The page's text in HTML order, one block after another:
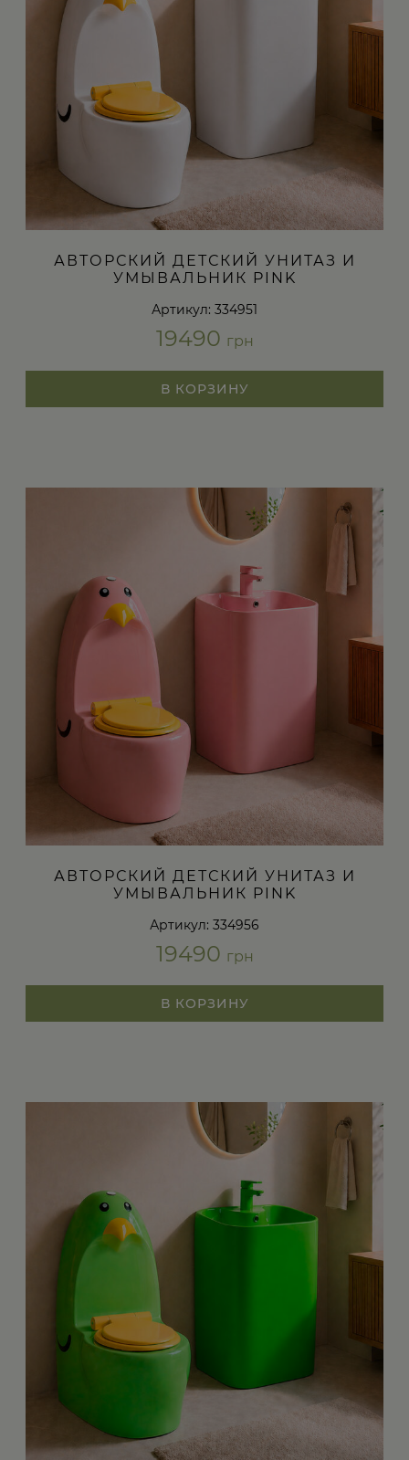
АВТОРСКИЙ ДЕТСКИЙ УНИТАЗ И
УМЫВАЛЬНИК PINK
Артикул: 334951
19490 грн
В КОРЗИНУ
АВТОРСКИЙ ДЕТСКИЙ УНИТАЗ И
УМЫВАЛЬНИК PINK
Артикул: 334956
19490 грн
В КОРЗИНУ